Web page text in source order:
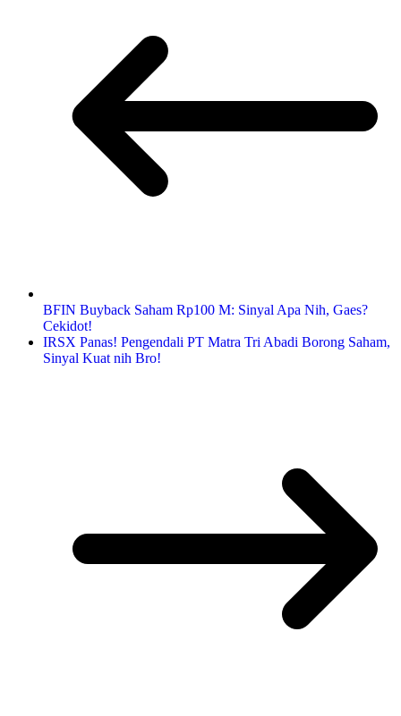
BFIN Buyback Saham Rp100 M: Sinyal Apa Nih, Gaes?
Cekidot!
IRSX Panas! Pengendali PT Matra Tri Abadi Borong Saham,
Sinyal Kuat nih Bro!